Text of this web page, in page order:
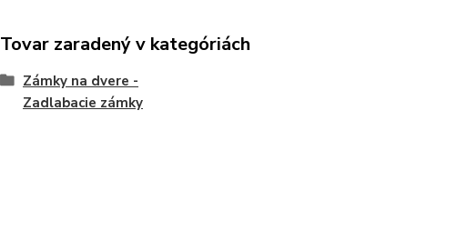
Tovar zaradený v kategóriách
Zámky na dvere -
Zadlabacie zámky